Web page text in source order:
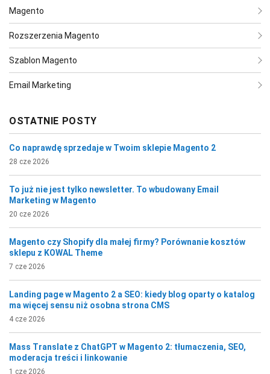
Magento
Rozszerzenia Magento
Szablon Magento
Email Marketing
OSTATNIE POSTY
Co naprawdę sprzedaje w Twoim sklepie Magento 2
28 cze 2026
To już nie jest tylko newsletter. To wbudowany Email
Marketing w Magento
20 cze 2026
Magento czy Shopify dla małej firmy? Porównanie kosztów
sklepu z KOWAL Theme
7 cze 2026
Landing page w Magento 2 a SEO: kiedy blog oparty o katalog
ma więcej sensu niż osobna strona CMS
4 cze 2026
Mass Translate z ChatGPT w Magento 2: tłumaczenia, SEO,
moderacja treści i linkowanie
1 cze 2026